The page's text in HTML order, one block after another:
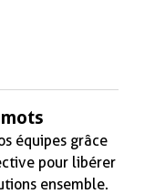
équipes grâce
pour libérer
ensemble.